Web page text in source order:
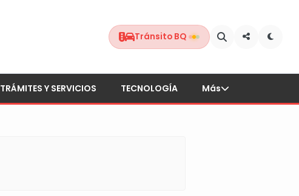
Tránsito BQ
TRÁMITES Y SERVICIOS TECNOLOGÍA Más